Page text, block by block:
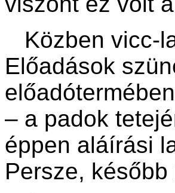
Közben vicc-
Előadások
– a padok
éppen aláírási
Persze,